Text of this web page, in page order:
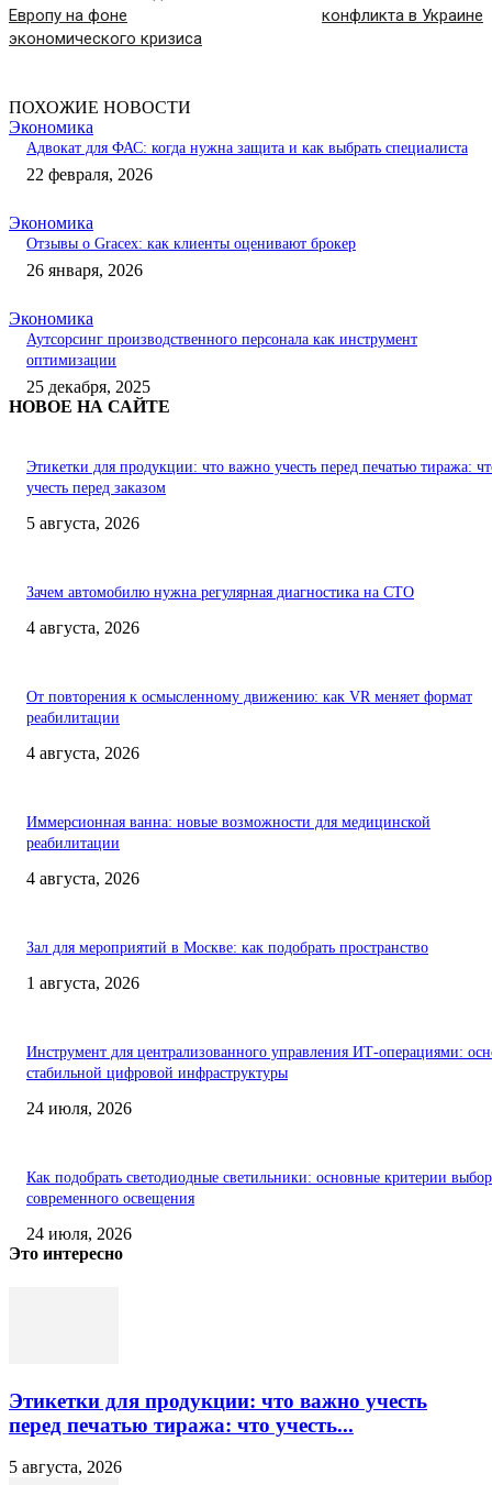
Европу на фоне
экономического кризиса
конфликта в Украине
ПОХОЖИЕ НОВОСТИ
Экономика
Адвокат для ФАС: когда нужна защита и как выбрать специалиста
22 февраля, 2026
Экономика
Отзывы о Gracex: как клиенты оценивают брокер
26 января, 2026
Экономика
Аутсорсинг производственного персонала как инструмент
оптимизации
25 декабря, 2025
НОВОЕ НА САЙТЕ
Этикетки для продукции: что важно учесть перед печатью тиража:
учесть перед заказом
5 августа, 2026
Зачем автомобилю нужна регулярная диагностика на СТО
4 августа, 2026
От повторения к осмысленному движению: как VR меняет формат
реабилитации
4 августа, 2026
Иммерсионная ванна: новые возможности для медицинской
реабилитации
4 августа, 2026
Зал для мероприятий в Москве: как подобрать пространство
1 августа, 2026
Инструмент для централизованного управления ИТ-операциями:
стабильной цифровой инфраструктуры
24 июля, 2026
Как подобрать светодиодные светильники: основные критерии
современного освещения
24 июля, 2026
Это интересно
Этикетки для продукции: что важно учесть
перед печатью тиража: что учесть...
5 августа, 2026